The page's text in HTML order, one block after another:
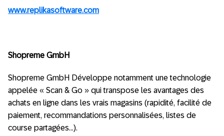
www.replikasoftware.com
Shopreme GmbH
Shopreme GmbH Développe notamment une technologie
appelée « Scan & Go » qui transpose les avantages des
achats en ligne dans les vrais magasins (rapidité, facilité de
paiement, recommandations personnalisées, listes de
course partagées…).